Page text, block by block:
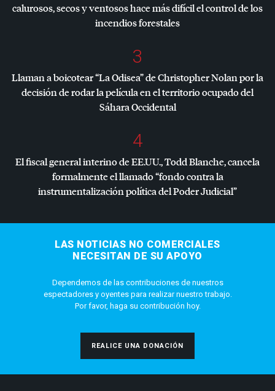
calurosos, secos y ventosos hace más difícil el control de los
incendios forestales
3
Llaman a boicotear “La Odisea” de Christopher Nolan por la
decisión de rodar la película en el territorio ocupado del
Sáhara Occidental
4
El fiscal general interino de EE.UU., Todd Blanche, cancela
formalmente el llamado “fondo contra la
instrumentalización política del Poder Judicial”
LAS NOTICIAS NO COMERCIALES
NECESITAN DE SU APOYO
Dependemos de las contribuciones de nuestros
espectadores y oyentes para realizar nuestro trabajo.
Por favor, haga su contribución hoy.
REALICE UNA DONACIÓN